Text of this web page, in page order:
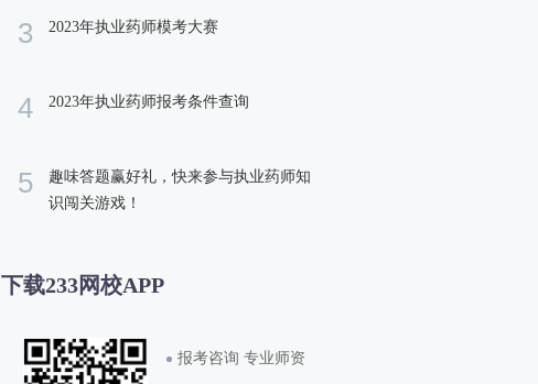
3 2023年执业药师模考大赛
4 2023年执业药师报考条件查询
5
趣味答题赢好礼，快来参与执业药师知
识闯关游戏！
下载233网校APP
报考咨询 专业师资